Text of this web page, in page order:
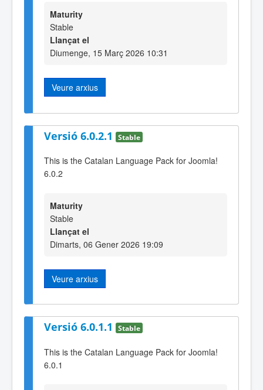
Maturity
Stable
Llançat el
Diumenge, 15 Març 2026 10:31
Veure arxius
Versió 6.0.2.1 Stable
This is the Catalan Language Pack for Joomla!
6.0.2
Maturity
Stable
Llançat el
Dimarts, 06 Gener 2026 19:09
Veure arxius
Versió 6.0.1.1 Stable
This is the Catalan Language Pack for Joomla!
6.0.1